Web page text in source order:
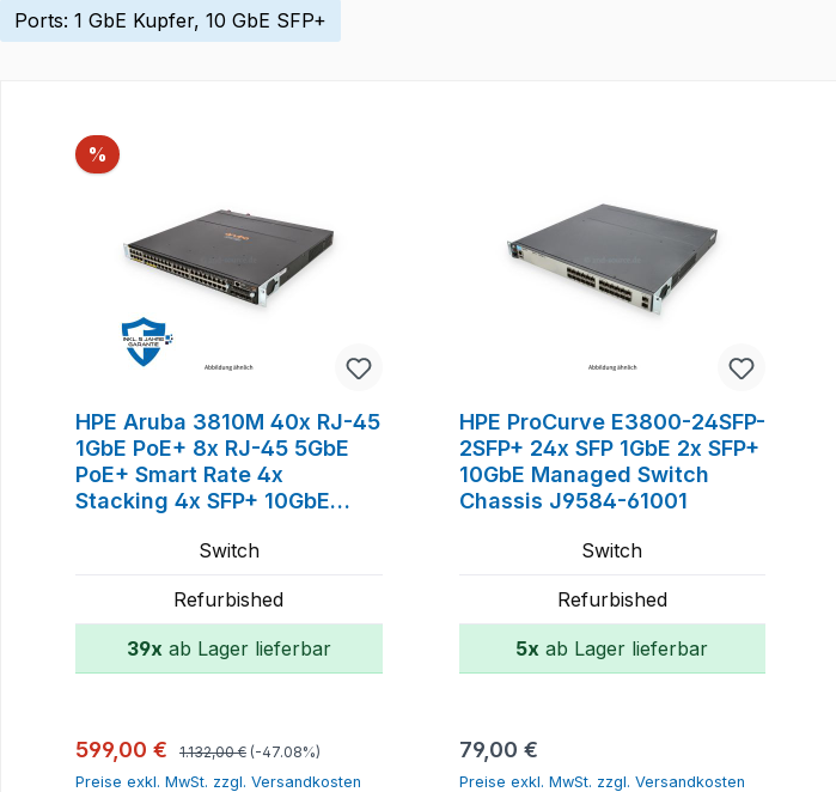
Ports: 1 GbE Kupfer, 10 GbE SFP+
% Rabatt
HPE Aruba 3810M 40x RJ-45
1GbE PoE+ 8x RJ-45 5GbE
PoE+ Smart Rate 4x
Stacking 4x SFP+ 10GbE
Switch JL076A JL076-61001
Switch
Refurbished
39x ab Lager lieferbar
Verkaufspreis:
599,00 € Regulärer Preis:
1.132,00 € (-47.08%)
Preise exkl. MwSt. zzgl. Versandkosten
In den Warenkorb
HPE ProCurve E3800-24SFP-
2SFP+ 24x SFP 1GbE 2x SFP+
10GbE Managed Switch
Chassis J9584-61001
Switch
Refurbished
5x ab Lager lieferbar
Regulärer Preis:
79,00 €
Preise exkl. MwSt. zzgl. Versandkosten